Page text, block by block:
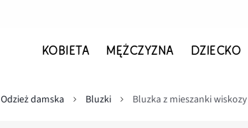
KOBIETA MĘŻCZYZNA DZIECKO
Odzież damska Bluzki Bluzka z mieszanki wiskozy